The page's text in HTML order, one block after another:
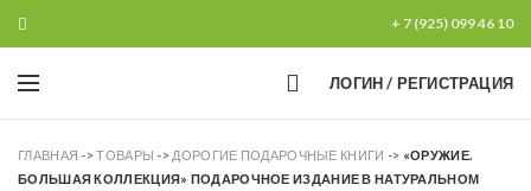
+ 7 (925) 099 46 10
0 ЛОГИН / РЕГИСТРАЦИЯ
ГЛАВНАЯ ->ТОВАРЫ -> ДОРОГИЕ ПОДАРОЧНЫЕ КНИГИ -> «ОРУЖИЕ.
БОЛЬШАЯ КОЛЛЕКЦИЯ» ПОДАРОЧНОЕ ИЗДАНИЕ В НАТУРАЛЬНОМ